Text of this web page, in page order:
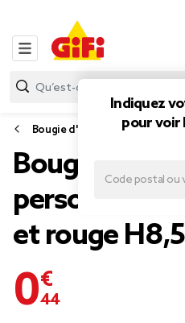
Indiquez
pour voir
Bougie d'anniversaire
Bougie chiffre
personnage
et rouge
0,44 €